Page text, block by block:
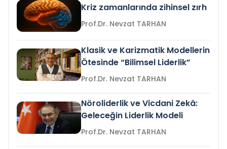
Kriz zamanlarında zihinsel zırh
Prof.Dr. Nevzat TARHAN
Klasik ve Karizmatik Modellerin
Ötesinde “Bilimsel Liderlik”
Prof.Dr. Nevzat TARHAN
Nöroliderlik ve Vicdani Zekâ:
Geleceğin Liderlik Modeli
Prof.Dr. Nevzat TARHAN